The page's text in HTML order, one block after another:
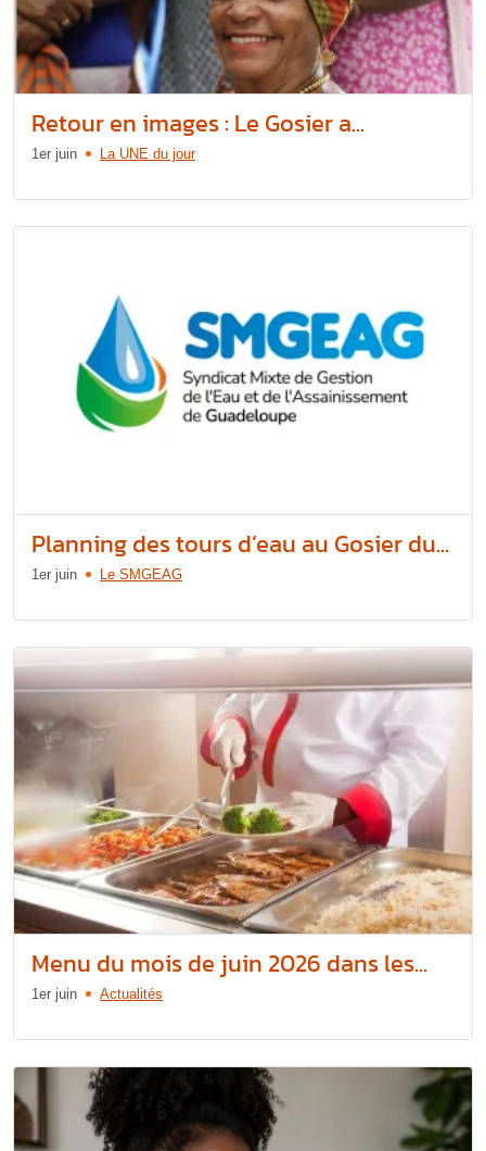
Retour en images : Le Gosier a...
1er juin La UNE du jour
Planning des tours d’eau au Gosier du...
1er juin Le SMGEAG
Menu du mois de juin 2026 dans les...
1er juin Actualités